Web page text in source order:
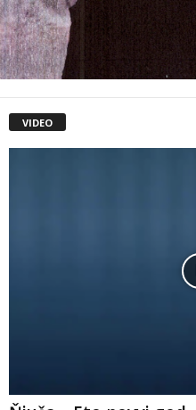
VIDEO